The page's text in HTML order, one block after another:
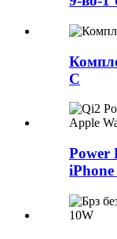
C
Power